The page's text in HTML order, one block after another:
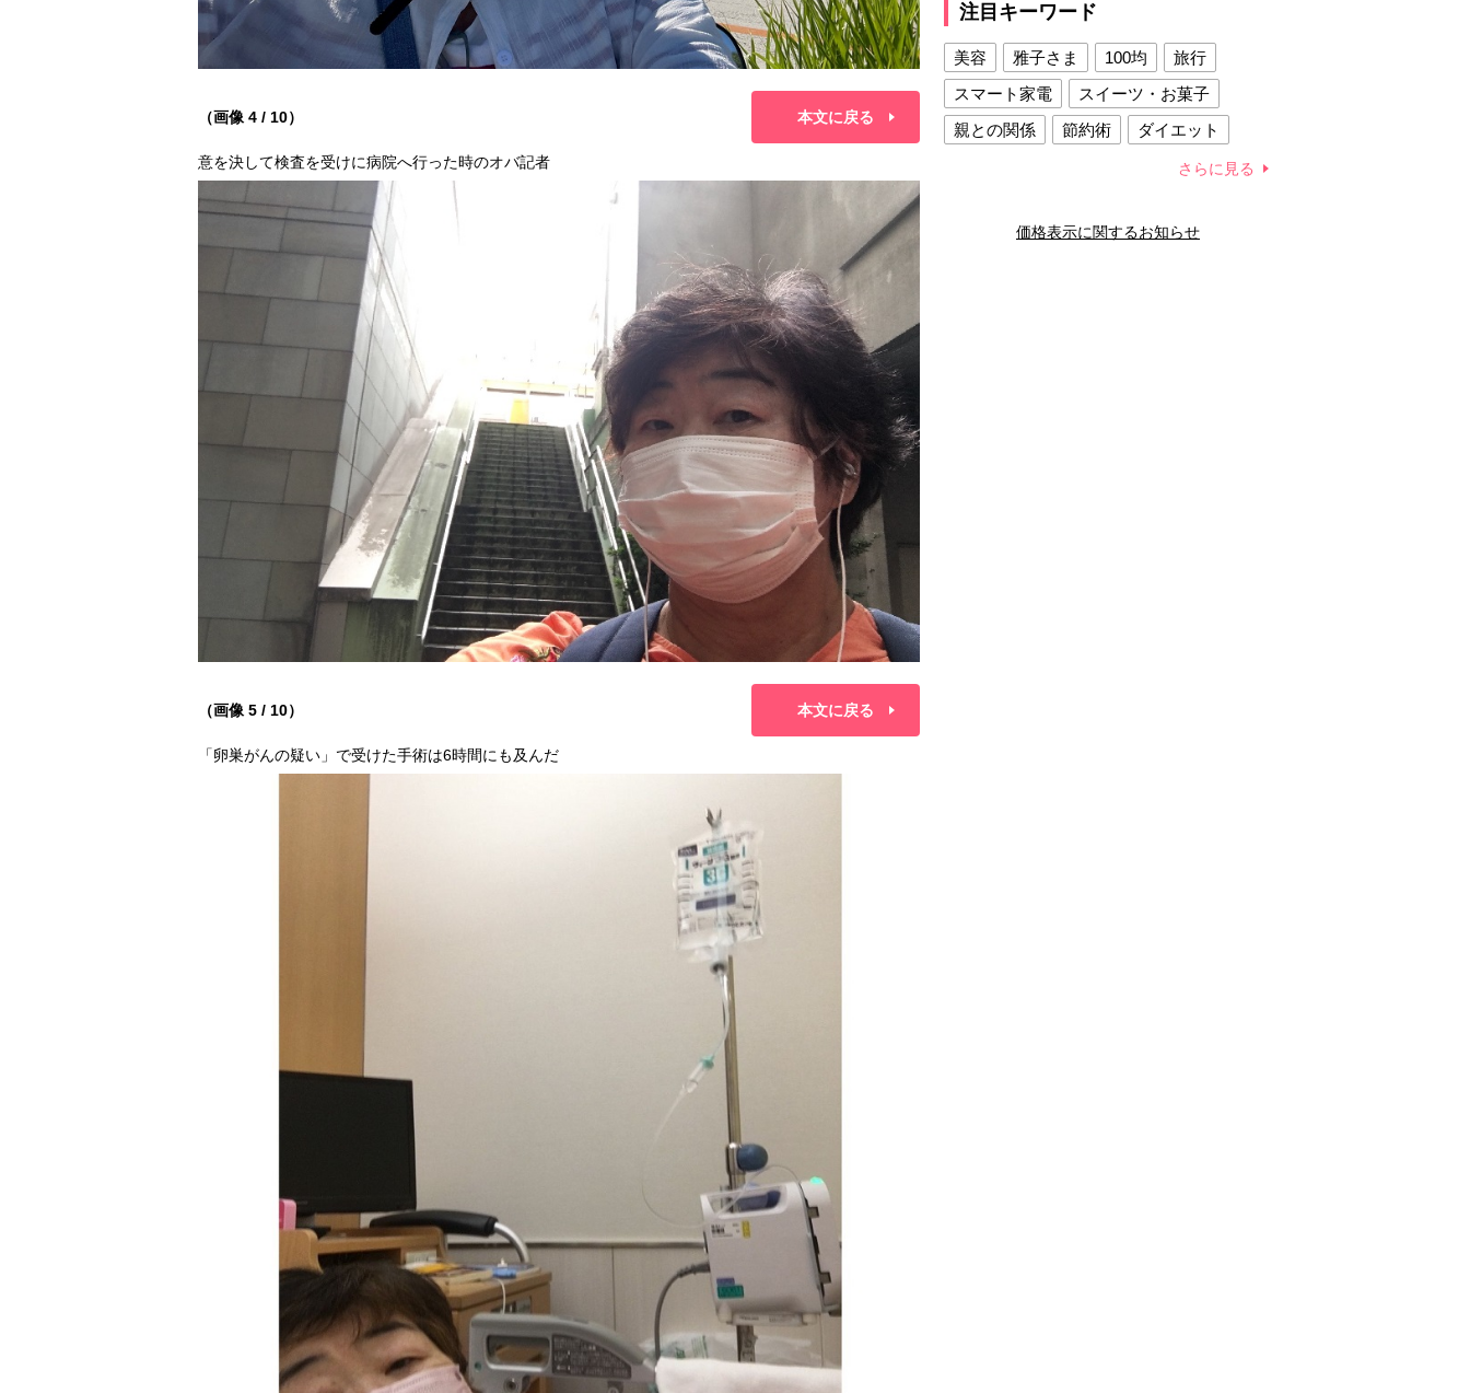
（画像 4 / 10） 本文に戻る
意を決して検査を受けに病院へ行った時のオバ記者
（画像 5 / 10） 本文に戻る
「卵巣がんの疑い」で受けた手術は6時間にも及んだ
注目キーワード
美容 雅子さま 100均
旅行
スマート家電
スイーツ・お菓子
親との関係
節約術
ダイエット
夫との関係
新津春子 どか食い
さらに見る
価格表示に関するお知らせ